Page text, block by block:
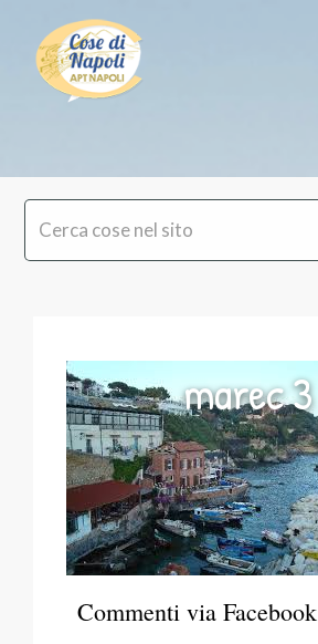
marec 3
Commenti via Facebook